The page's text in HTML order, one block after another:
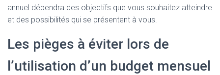
annuel dépendra des objectifs que vous souhaitez atteindre
et des possibilités qui se présentent à vous.
Les pièges à éviter lors de
l’utilisation d’un budget mensuel